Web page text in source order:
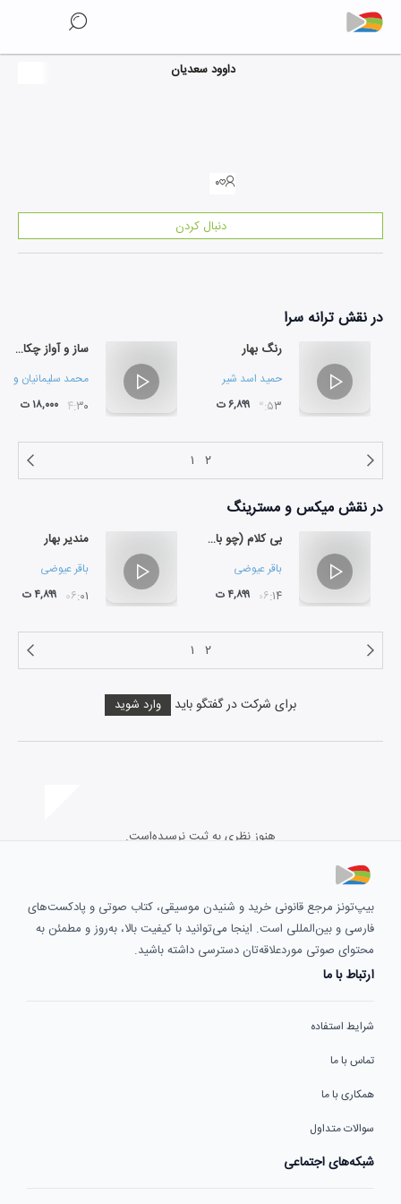
داوود سعدیان
۰
دنبال کردن
در نقشترانه سرا
رنگ بهار
حمید اسد شیر
۰۳:۵۳ ۶,۸۹۹ ت
ساز و آواز چکاوک
محمد سلیمانیان و
۰۴:۳۰ ۱۸,۰۰۰ ت
۱ ۲
در نقشمیکس و مسترینگ
بی کلام (چو بازی)
باقر عیوضی
۰۶:۱۴ ۴,۸۹۹ ت
مندیر بهار
باقر عیوضی
۰۶:۰۱ ۴,۸۹۹ ت
۱ ۲
برای شرکت در گفتگو باید وارد شوید
هنوز نظری به ثبت نرسیده‌است.
بیپ‌تونز مرجع قانونی خرید و شنیدن موسیقی، کتاب صوتی و پادکست‌های
فارسی و بین‌المللی است. اینجا می‌توانید با کیفیت بالا، به‌روز و مطمئن به
محتوای صوتی موردعلاقه‌تان دسترسی داشته باشید.
ارتباط با ما
شرایط استفاده
تماس با ما
همکاری با ما
سوالات متداول
شبکه‌های اجتماعی